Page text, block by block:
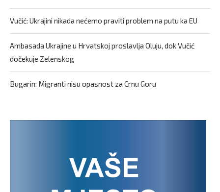
Vučić: Ukrajini nikada nećemo praviti problem na putu ka EU
Ambasada Ukrajine u Hrvatskoj proslavlja Oluju, dok Vučić
dočekuje Zelenskog
Bugarin: Migranti nisu opasnost za Crnu Goru